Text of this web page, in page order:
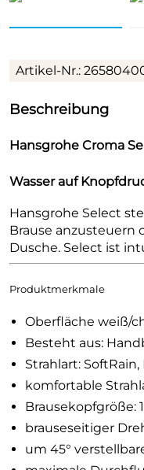
Artikel-Nr.:
Beschreibung
Hansgrohe Croma
Wasser auf
Hansgrohe Select
Brause anzusteuern
Dusche. Select ist
Produktmerkmale
Oberfläche weiß/
Besteht aus:
Strahlart:
komfortable
Brausekopfgröße:
brauseseitiger
um 45°